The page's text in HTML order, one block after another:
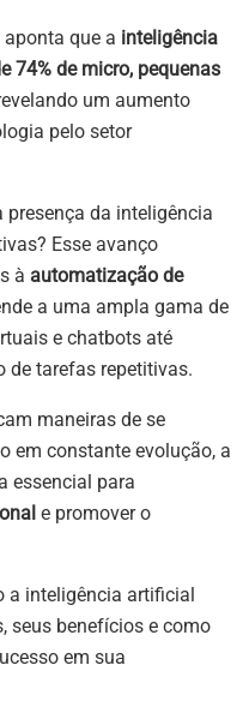
que a inteligência
74% de micro, pequenas
um aumento
pelo setor
presença da inteligência
Esse avanço
à automatização de
a uma ampla gama de
e chatbots até
de tarefas repetitivas.
maneiras de se
em constante evolução, a
essencial para
e promover o
a inteligência artificial
seus benefícios e como
em sua